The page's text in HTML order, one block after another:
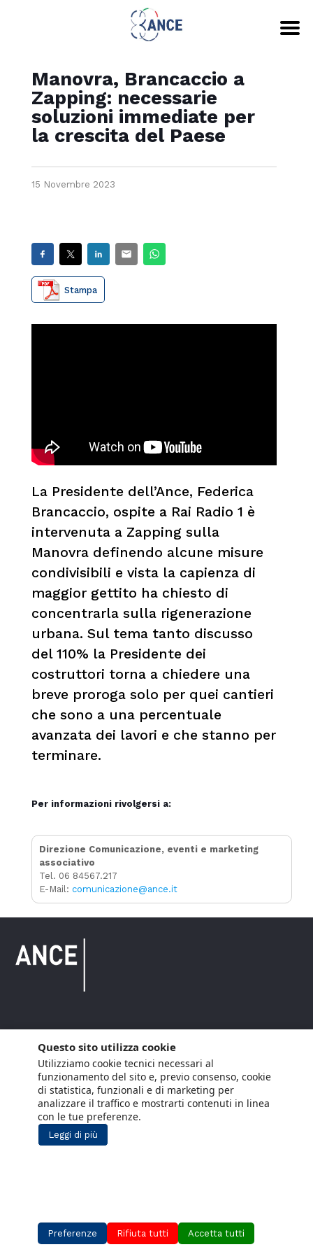
Manovra, Brancaccio a
Zapping: necessarie
soluzioni immediate per
la crescita del Paese
15 Novembre 2023
Stampa
La Presidente dell’Ance, Federica
Brancaccio, ospite a Rai Radio 1 è
intervenuta a Zapping sulla
Manovra definendo alcune misure
condivisibili e vista la capienza di
maggior gettito ha chiesto di
concentrarla sulla rigenerazione
urbana. Sul tema tanto discusso
del 110% la Presidente dei
costruttori torna a chiedere una
breve proroga solo per quei cantieri
che sono a una percentuale
avanzata dei lavori e che stanno per
terminare.
Per informazioni rivolgersi a:
Direzione Comunicazione, eventi e marketing
associativo
Tel. 06 84567.217
E-Mail: comunicazione@ance.it
Copyright © 2021 ANCE. Tutti i diritti riservati.
Privacy
Arianna Net
Società di
servizi
Cookie Policy
Arianna CE
Gestisci cookie
Social Media Policy
Questo sito utilizza cookie
Utilizziamo cookie tecnici necessari al
funzionamento del sito e, previo consenso, cookie
di statistica, funzionali e di marketing per
analizzare il traffico e mostrarti contenuti in linea
con le tue preferenze.
Leggi di più
Preferenze Rifiuta tutti Accetta tutti